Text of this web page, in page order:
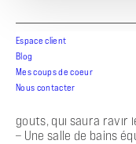
Espace client
Blog
Mes coups de coeur
Nous contacter
famille ou recevoir des
– Une pièce de vie
le cœur de votre
partage en famille.
goûts, qui saura ravir
– Une salle de bains